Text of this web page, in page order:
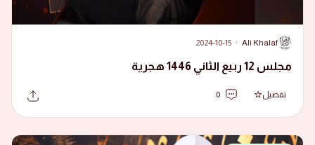
A
Ali Khalaf
·
2024-10-15
مجلس 12 ربيع الثاني 1446 هجرية
تفضيل 0